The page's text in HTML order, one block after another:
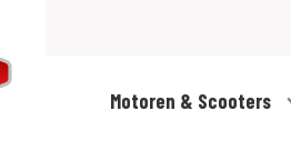
Motoren & Scooters